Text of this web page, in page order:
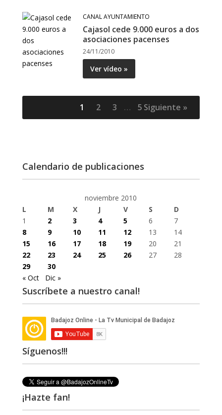
CANAL AYUNTAMIENTO
Cajasol cede 9.000 euros a dos
asociaciones pacenses
24/11/2010
Ver vídeo »
1 2 3 … 5 Siguiente »
Calendario de publicaciones
noviembre 2010
L
M X J V S
D
1
2 3 4 5 6
7
8
9 10 11 12 13
14
15
16 17 18 19 20
21
22
23 24 25 26 27
28
29
30
« Oct
Dic »
Suscríbete a nuestro canal!
Síguenos!!!
¡Hazte fan!